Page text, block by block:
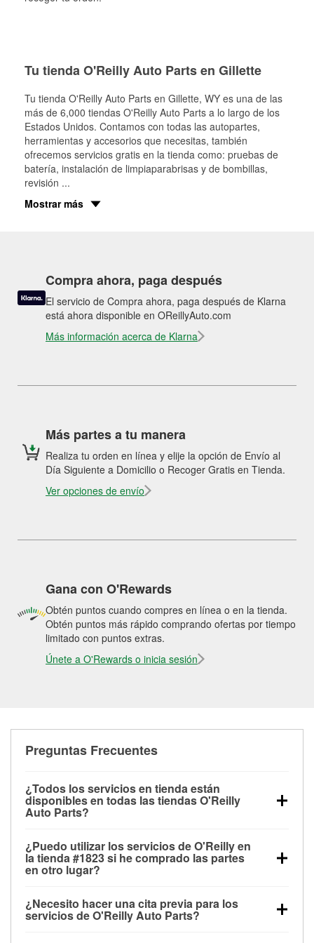
Tu tienda O'Reilly Auto Parts en Gillette
Tu tienda O'Reilly Auto Parts en Gillette, WY es una de las
más de 6,000 tiendas O'Reilly Auto Parts a lo largo de los
Estados Unidos. Contamos con todas las autopartes,
herramientas y accesorios que necesitas, también
ofrecemos servicios gratis en la tienda como: pruebas de
batería, instalación de limpiaparabrisas y de bombillas,
revisión ...
Mostrar más
Compra ahora, paga después
El servicio de Compra ahora, paga después de Klarna
está ahora disponible en OReillyAuto.com
Más información acerca de Klarna
Más partes a tu manera
Realiza tu orden en línea y elije la opción de Envío al
Día Siguiente a Domicilio o Recoger Gratis en Tienda.
Ver opciones de envío
Gana con O'Rewards
Obtén puntos cuando compres en línea o en la tienda.
Obtén puntos más rápido comprando ofertas por tiempo
limitado con puntos extras.
Únete a O'Rewards o inicia sesión
Preguntas Frecuentes
¿Todos los servicios en tienda están
disponibles en todas las tiendas O'Reilly
Auto Parts?
las pruebas de batería, pruebas de alternador y
motor de arranque, revisión de la luz “Check Engine”
con O'Reilly VeriScan® e instalación de
limpiaparabrisas o bombillas, están disponibles en
todas las tiendas O'Reilly Auto Parts. La tienda
¿Puedo utilizar los servicios de O'Reilly en
la tienda #1823 si he comprado las partes
en otro lugar?
de O'Reilly Auto Parts que estén disponibles en la
tienda #1823 de Gillette, WY aunque hayas
¿Necesito hacer una cita previa para los
servicios de O'Reilly Auto Parts?